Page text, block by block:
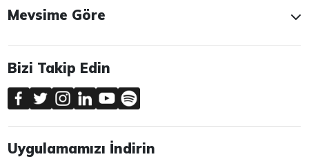
Mevsime Göre
Bizi Takip Edin
Uygulamamızı İndirin